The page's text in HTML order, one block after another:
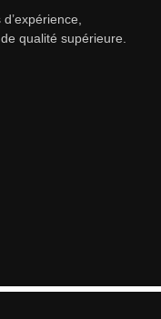
qualité supérieure.